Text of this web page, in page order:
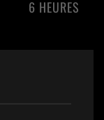
6 HEURES